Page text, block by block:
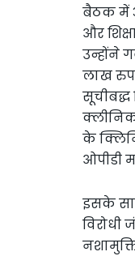
बैठक में
और
उन्होंने
लाख
सूचीबद्ध
के
ओपीडी
इसके